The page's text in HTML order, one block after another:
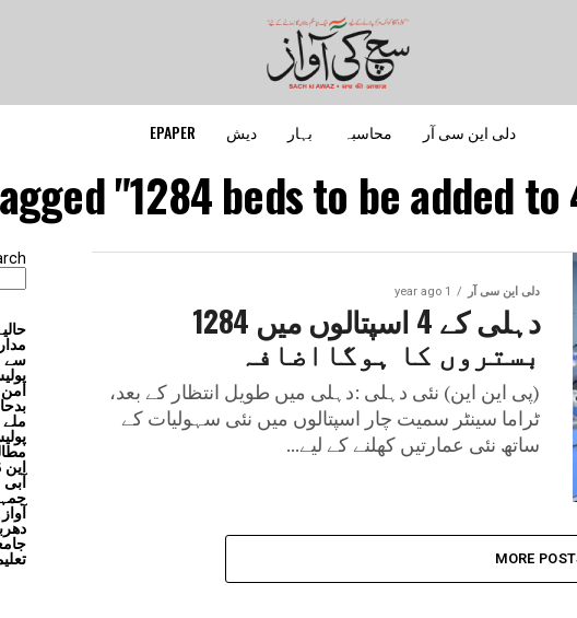
دلی این سی آر محاسبہ بہار دیش EPAPER
"1284 beds to be added to
دلی این سی آر 1 year ago
دہلی کے 4 اسپتالوں میں 1284
بستروں کا ہوگااضافہ
(پی این این) نئی دہلی :دہلی میں طویل انتظار کے بعد،
ٹراما سینٹر سمیت چار اسپتالوں میں نئی سہولیات کے
ساتھ نئی عمارتیں کھلنے کے لیے...
MORE
سے